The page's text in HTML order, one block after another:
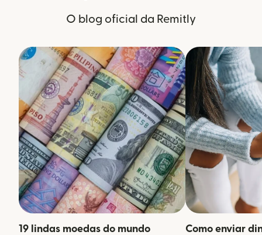
O blog oficial da Remitly
19 lindas moedas do mundo
Como enviar